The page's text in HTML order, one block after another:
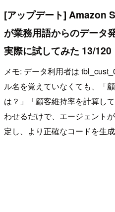
[アップデート] Amazon
が業務用語からのデータ
実際に試してみた 13/120
メモ: データ利用者は
ル名を覚えていなくても、「
は？」「顧客維持率を計算し
わせるだけで、エージェント
定し、より正確なコードを生